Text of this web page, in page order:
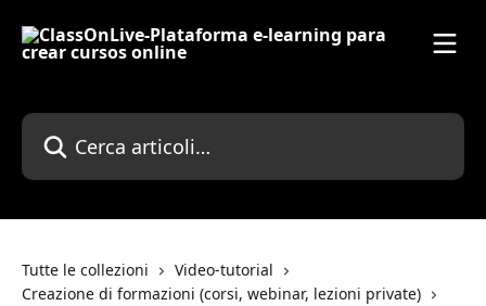
Cerca articoli…
Tutte le collezioni
Video-tutorial
Creazione di formazioni (corsi, webinar, lezioni private)